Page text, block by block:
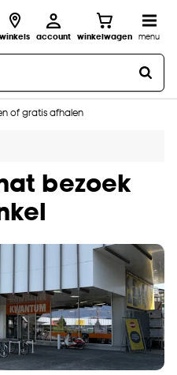
winkels account winkelwagen menu
of gratis afhalen
en opmeten aan huis
bezoek